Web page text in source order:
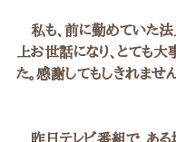
私も、前に勤めていた
上お世話になり、とても大
た。感謝してもしきれません
昨日テレビ番組で、あ